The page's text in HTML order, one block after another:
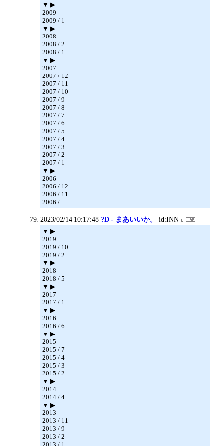
▼ ▶
2009
2009 / 1
▼ ▶
2008
2008 / 2
2008 / 1
▼ ▶
2007
2007 / 12
2007 / 11
2007 / 10
2007 / 9
2007 / 8
2007 / 7
2007 / 6
2007 / 5
2007 / 4
2007 / 3
2007 / 2
2007 / 1
▼ ▶
2006
2006 / 12
2006 / 11
2006 /
2023/02/14 10:17:48 ?D - まあいいか。
id:INN
▼ ▶
2019
2019 / 10
2019 / 2
▼ ▶
2018
2018 / 5
▼ ▶
2017
2017 / 1
▼ ▶
2016
2016 / 6
▼ ▶
2015
2015 / 7
2015 / 4
2015 / 3
2015 / 2
▼ ▶
2014
2014 / 4
▼ ▶
2013
2013 / 11
2013 / 9
2013 / 2
2013 / 1